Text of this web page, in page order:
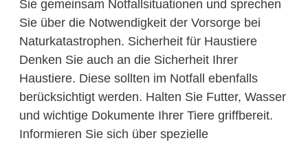
Sie gemeinsam Notfallsituationen und sprechen
Sie über die Notwendigkeit der Vorsorge bei
Naturkatastrophen. Sicherheit für Haustiere
Denken Sie auch an die Sicherheit Ihrer
Haustiere. Diese sollten im Notfall ebenfalls
berücksichtigt werden. Halten Sie Futter, Wasser
und wichtige Dokumente Ihrer Tiere griffbereit.
Informieren Sie sich über spezielle